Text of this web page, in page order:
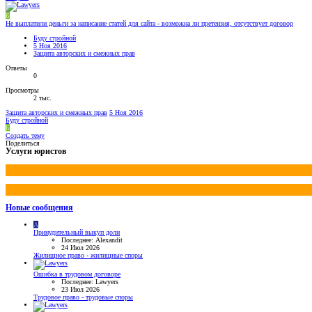
Б
Не выплатили деньги за написание статей для сайта - возможна ли претензия, отсутствует договор
Буду стройной
5 Ноя 2016
Защита авторских и смежных прав
Ответы
0
Просмотры
2 тыс.
Защита авторских и смежных прав 5 Ноя 2016
Буду стройной
Б
Создать тему
Поделиться
Услуги юристов
Новые сообщения
A
Принудительный выкуп доли
Последнее: Alexandit
24 Июл 2026
Жилищное право - жилищные споры
Ошибка в трудовом договоре
Последнее: Lawyers
23 Июл 2026
Трудовое право - трудовые споры